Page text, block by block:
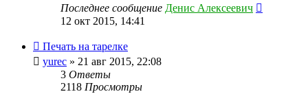
Последнее сообщение Денис Алексеевич
12 окт 2015, 14:41
Печать на тарелке
yurec » 21 авг 2015, 22:08
3 Ответы
2118 Просмотры